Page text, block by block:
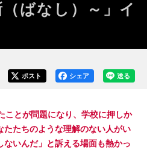
ばなし）～」イ
送る
シェア
ポスト
ことが問題になり、学校に押しか
たたちのような理解のない人がい
いんだ」と訴える場面も熱かっ